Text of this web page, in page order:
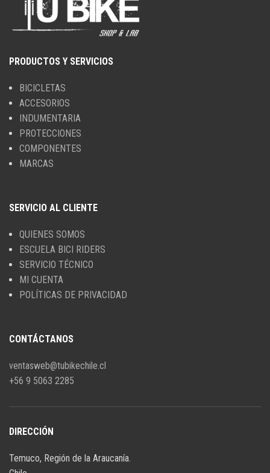
PRODUCTOS Y SERVICIOS
BICICLETAS
ACCESORIOS
INDUMENTARIA
PROTECCIONES
COMPONENTES
MARCAS
SERVICIO AL CLIENTE
QUIENES SOMOS
ESCUELA BICI RIDERS
SERVICIO TÉCNICO
MI CUENTA
POLÍTICAS DE PRIVACIDAD
CONTÁCTANOS
ventasweb@tubikechile.cl
+56 9 5063 2285
DIRECCIÓN
Temuco, Región de la Araucanía.